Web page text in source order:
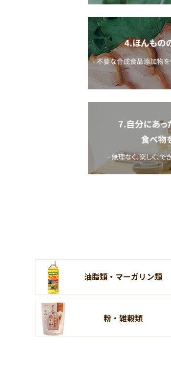
油脂類・マーガリン類
粉・雑穀類